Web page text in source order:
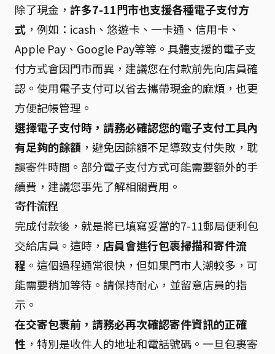
除了現金， 許多7-11門市也支援各種電子支付方
式 ，例如：icash、悠遊卡、一卡通、信用卡、
Apple Pay、Google Pay等等。具體支援的電子支
付方式會因門市而異，建議您在付款前先向店員確
認。使用電子支付可以省去攜帶現金的麻煩，也更
方便記帳管理。
選擇電子支付時，請務必確認您的電子支付工具內
有足夠的餘額 ，避免因餘額不足導致支付失敗，耽
誤寄件時間。部分電子支付方式可能需要額外的手
續費，建議您事先了解相關費用。
寄件流程
完成付款後，就是將已填寫妥當的7-11郵局便利包
交給店員。這時， 店員會進行包裹掃描和寄件流
程 。這個過程通常很快，但如果門市人潮較多，可
能需要稍加等待。請保持耐心，並留意店員的指
示。
在交寄包裹前，請務必再次確認寄件資訊的正確
性 ，特別是收件人的地址和電話號碼。一旦包裹寄